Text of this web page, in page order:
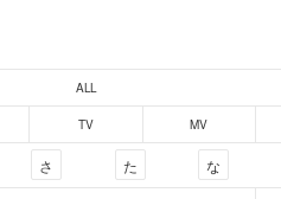
ALL
TV MV
さ た な